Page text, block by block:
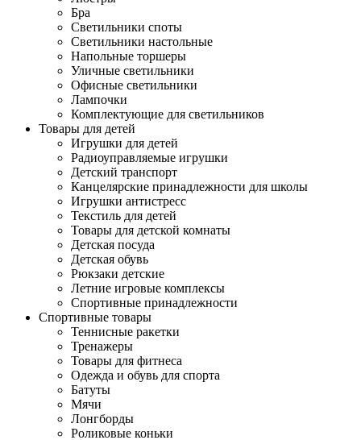
Бра
Светильники споты
Светильники настольные
Напольные торшеры
Уличные светильники
Офисные светильники
Лампочки
Комплектующие для светильников
Товары для детей
Игрушки для детей
Радиоуправляемые игрушки
Детский транспорт
Канцелярские принадлежности для школы
Игрушки антистресс
Текстиль для детей
Товары для детской комнаты
Детская посуда
Детская обувь
Рюкзаки детские
Летние игровые комплексы
Спортивные принадлежности
Спортивные товары
Теннисные ракетки
Тренажеры
Товары для фитнеса
Одежда и обувь для спорта
Батуты
Мячи
Лонгборды
Роликовые коньки